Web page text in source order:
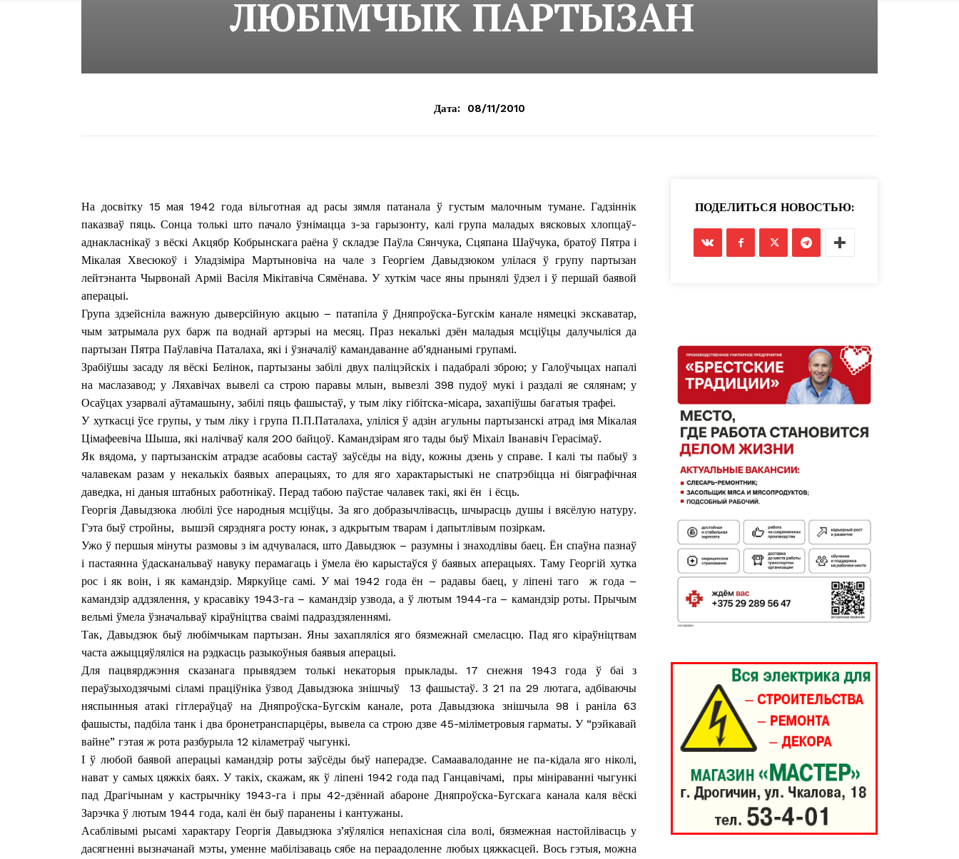
ЛЮБІМЧЫК ПАРТЫЗАН
Дата: 08/11/2010
На досвітку 15 мая 1942 года вільготная ад расы зямля патанала ў густым малочным тумане. Гадзіннік
паказваў пяць. Сонца толькі што пачало ўзнімацца з-за гарызонту, калі група маладых вясковых хлопцаў-
аднакласнікаў з вёскі Акцябр Кобрынскага раёна ў складзе Паўла Сянчука, Сцяпана Шаўчука, братоў Пятра і
Мікалая Хвесюкоў і Уладзіміра Мартыновіча на чале з Георгіем Давыдзюком улілася ў групу партызан
лейтэнанта Чырвонай Арміі Васіля Мікітавіча Сямёнава. У хуткім часе яны прынялі ўдзел і ў першай баявой
аперацыі.
Група здзейсніла важную дыверсійную акцыю – патапіла ў Дняпроўска-Бугскім канале нямецкі экскаватар,
чым затрымала рух барж па воднай артэрыі на месяц. Праз некалькі дзён маладыя мсціўцы далучыліся да
партызан Пятра Паўлавіча Паталаха, які і ўзначаліў камандаванне аб’яднанымі групамі.
Зрабіўшы засаду ля вёскі Белінок, партызаны забілі двух паліцэйскіх і падабралі зброю; у Галоўчыцах напалі
на маслазавод; у Ляхавічах вывелі са строю паравы млын, вывезлі 398 пудоў мукі і раздалі яе сялянам; у
Осаўцах узарвалі аўтамашыну, забілі пяць фашыстаў, у тым ліку гібітска-місара, захапіўшы багатыя трафеі.
У хуткасці ўсе групы, у тым ліку і група П.П.Паталаха, уліліся ў адзін агульны партызанскі атрад імя Мікалая
Цімафеевіча Шыша, які налічваў каля 200 байцоў. Камандзірам яго тады быў Міхаіл Іванавіч Герасімаў.
Як вядома, у партызанскім атрадзе асабовы састаў заўсёды на віду, кожны дзень у справе. І калі ты пабыў з
чалавекам разам у некалькіх баявых аперацыях, то для яго характарыстыкі не спатрэбіцца ні біяграфічная
даведка, ні даныя штабных работнікаў. Перад табою паўстае чалавек такі, які ён і ёсць.
Георгія Давыдзюка любілі ўсе народныя мсціўцы. За яго добразычлівасць, шчырасць душы і вясёлую натуру.
Гэта быў стройны, вышэй сярэдняга росту юнак, з адкрытым тварам і дапытлівым позіркам.
Ужо ў першыя мінуты размовы з ім адчувалася, што Давыдзюк – разумны і знаходлівы баец. Ён спаўна пазнаў
і пастаянна ўдасканальваў навуку перамагаць і ўмела ёю карыстаўся ў баявых аперацыях. Таму Георгій хутка
рос і як воін, і як камандзір. Мяркуйце самі. У маі 1942 года ён – радавы баец, у ліпені таго ж года –
камандзір аддзялення, у красавіку 1943-га – камандзір узвода, а ў лютым 1944-га – камандзір роты. Прычым
вельмі ўмела ўзначальваў кіраўніцтва сваімі падраздзяленнямі.
Так, Давыдзюк быў любімчыкам партызан. Яны захапляліся яго бязмежнай смеласцю. Пад яго кіраўніцтвам
часта ажыццяўляліся на рэдкасць разыкоўныя баявыя аперацыі.
Для пацвярджэння сказанага прывядзем толькі некаторыя прыклады. 17 снежня 1943 года ў баі з
пераўзыходзячымі сіламі праціўніка ўзвод Давыдзюка знішчыў 13 фашыстаў. З 21 па 29 лютага, адбіваючы
няспынныя атакі гітлераўцаў на Дняпроўска-Бугскім канале, рота Давыдзюка знішчыла 98 і раніла 63
фашысты, падбіла танк і два бронетранспарцёры, вывела са строю дзве 45-міліметровыя гарматы. У “рэйкавай
вайне” гэтая ж рота разбурыла 12 кіламетраў чыгункі.
І ў любой баявой аперацыі камандзір роты заўсёды быў наперадзе. Самаавалоданне не па-кідала яго ніколі,
нават у самых цяжкіх баях. У такіх, скажам, як ў ліпені 1942 года пад Ганцавічамі, пры мініраванні чыгункі
пад Драгічынам у кастрычніку 1943-га і пры 42-дзённай абароне Дняпроўска-Бугскага канала каля вёскі
Зарэчка ў лютым 1944 года, калі ён быў паранены і кантужаны.
Асаблівымі рысамі характару Георгія Давыдзюка з’яўляліся непахісная сіла волі, бязмежная настойлівасць у
дасягненні вызначанай мэты, уменне мабілізаваць сябе на пераадоленне любых цяжкасцей. Вось гэтыя, можна
ПОДЕЛИТЬСЯ НОВОСТЬЮ: